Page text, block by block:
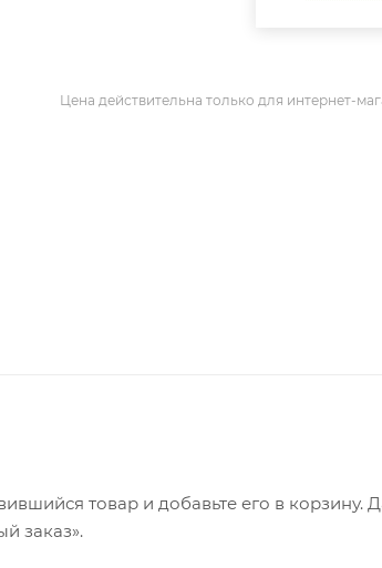
Цена действительна только для интернет-
товар и добавьте его в корзину.
заказ».